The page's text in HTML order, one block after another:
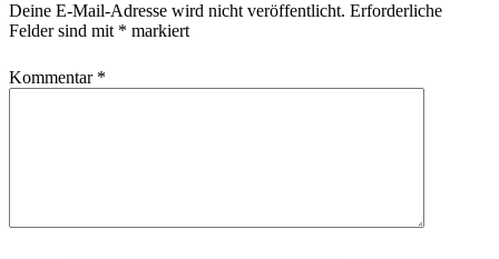
Deine E-Mail-Adresse wird nicht veröffentlicht. Erforderliche
Felder sind mit * markiert
Kommentar *